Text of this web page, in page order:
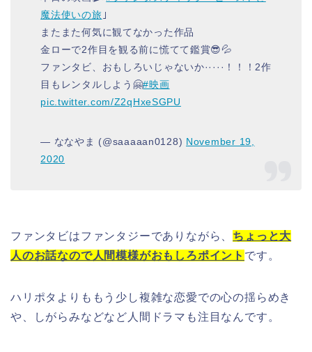
魔法使いの旅 ｣
またまた何気に観てなかった作品
金ローで2作目を観る前に慌てて鑑賞😎💦
ファンタビ、おもしろいじゃないか·····！！！2作
目もレンタルしよう🤗#映画
pic.twitter.com/Z2qHxeSGPU
— ななやま (@saaaaan0128) November 19,
2020
ファンタビはファンタジーでありながら、 ちょっと大
人のお話なので人間模様がおもしろポイント です。
ハリポタよりももう少し複雑な恋愛での心の揺らめき
や、しがらみなどなど人間ドラマも注目なんです。